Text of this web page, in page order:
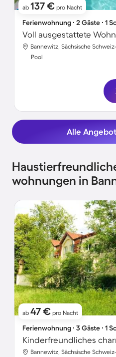
ab 137 € pro Nacht
Ferienwohnung ∙ 2 Gäste ∙ 1
Pool
Alle
wohnungen in
ab 47 € pro Nacht
Ferienwohnung ∙ 3 Gäste ∙ 1